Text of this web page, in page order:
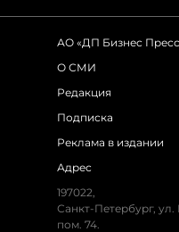
АО «ДП Бизнес
О СМИ
Редакция
Подписка
Реклама в издании
Адрес
197022,
Санкт-Петербург,
пом. 74.